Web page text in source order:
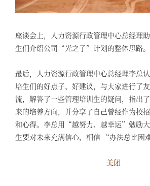
座谈会上，人力资源行政管理中心总经理
生们介绍公司“光之子”计划的整体思路。
最后，人力资源行政管理中心总经理李总
培生们的好点子、好建议，与大家进行了
流，解答了一些管理培训生的疑问，指出
来的培养方向，并分享了自己曾经作为校
和心得。李总用“越努力、越幸运”勉励
生要对未来充满信心，相信 “办法总比困
关闭